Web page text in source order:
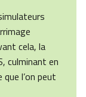
cela, la
culminant en
l’on peut